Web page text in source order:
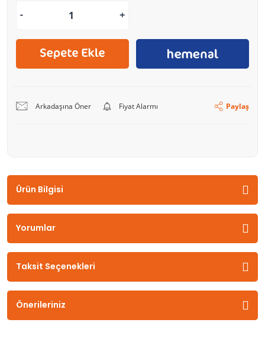
Arkadaşına Öner Fiyat Alarmı Paylaş
Ürün Bilgisi
Yorumlar
Taksit Seçenekleri
Önerileriniz